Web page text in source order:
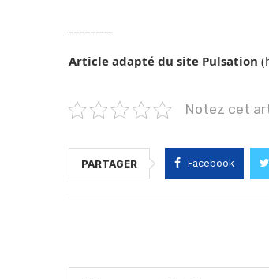
Article adapté du site Pulsation
Notez cet
PARTAGER Facebook